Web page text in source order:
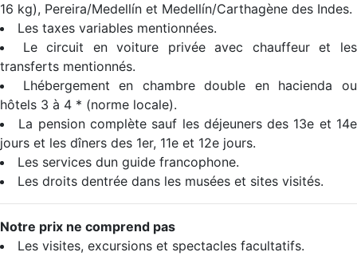
16 kg), Pereira/Medellín et Medellín/Carthagène des Indes.
Les taxes variables mentionnées.
Le circuit en voiture privée avec chauffeur et les
transferts mentionnés.
Lhébergement en chambre double en hacienda ou
hôtels 3 à 4 * (norme locale).
La pension complète sauf les déjeuners des 13e et 14e
jours et les dîners des 1er, 11e et 12e jours.
Les services dun guide francophone.
Les droits dentrée dans les musées et sites visités.
Notre prix ne comprend pas
Les visites, excursions et spectacles facultatifs.